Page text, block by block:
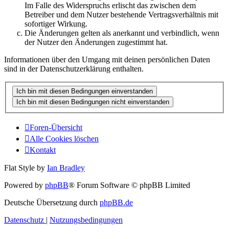
Im Falle des Widerspruchs erlischt das zwischen dem
Betreiber und dem Nutzer bestehende Vertragsverhältnis mit
sofortiger Wirkung.
Die Änderungen gelten als anerkannt und verbindlich, wenn
der Nutzer den Änderungen zugestimmt hat.
Informationen über den Umgang mit deinen persönlichen Daten
sind in der Datenschutzerklärung enthalten.
Foren-Übersicht
Alle Cookies löschen
Kontakt
Flat Style by Ian Bradley
Powered by phpBB® Forum Software © phpBB Limited
Deutsche Übersetzung durch phpBB.de
Datenschutz | Nutzungsbedingungen